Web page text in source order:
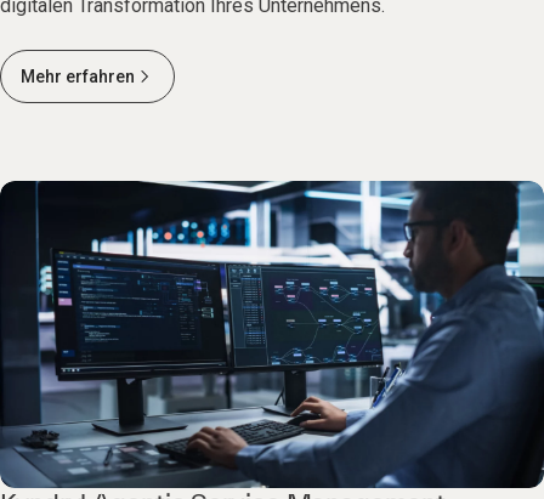
digitalen Transformation Ihres Unternehmens.
Mehr erfahren